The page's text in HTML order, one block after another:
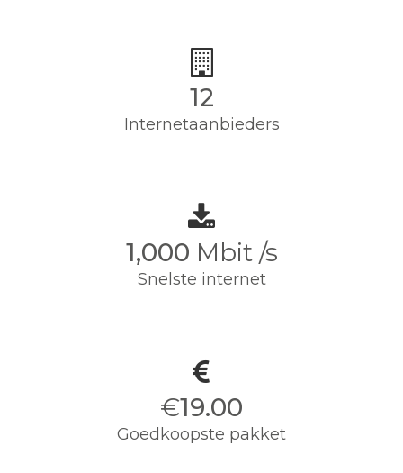
12
Internetaanbieders
1,000 Mbit /s
Snelste internet
€19.00
Goedkoopste pakket